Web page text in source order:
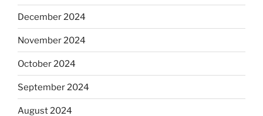
December 2024
November 2024
October 2024
September 2024
August 2024